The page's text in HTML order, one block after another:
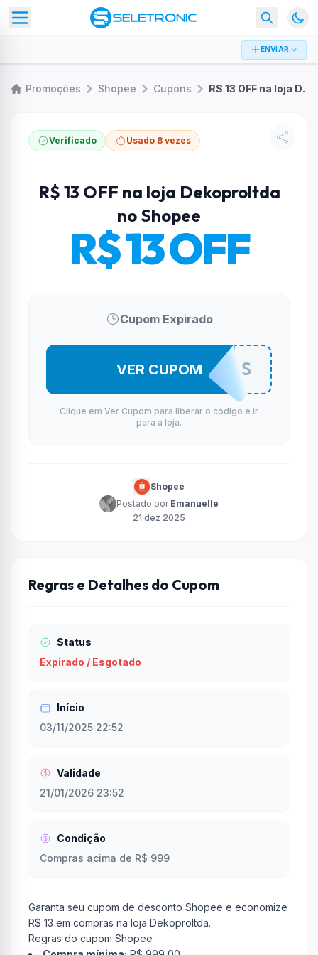
ENVIAR
Promoções Shopee Cupons R$ 13 OFF na loja Dekoproltda no Shopee
Verificado Usado 8 vezes
R$ 13 OFF na loja Dekoproltda
no Shopee
R$ 13 OFF
Cupom Expirado
DEKOS
VER CUPOM
Clique em Ver Cupom para liberar o código e ir
para a loja.
Shopee
Postado por Emanuelle
21 dez 2025
Regras e Detalhes do Cupom
Status
Expirado / Esgotado
Início
03/11/2025 22:52
Validade
21/01/2026 23:52
Condição
Compras acima de R$ 999
Garanta seu cupom de desconto Shopee e economize
R$ 13 em compras na loja Dekoproltda.
Regras do cupom Shopee